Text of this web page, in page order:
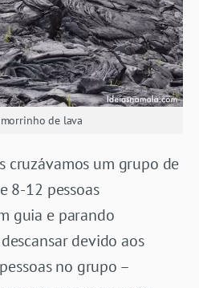
de lava
cruzávamos um grupo de
8-12 pessoas
guia e parando
devido aos
no grupo –